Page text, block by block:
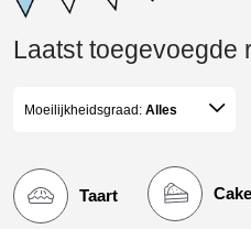
Laatst toegevoegde
Moeilijkheidsgraad: Alles
Taart Cake